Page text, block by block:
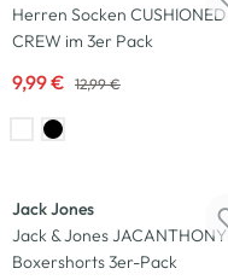
Herren Socken CUSHIONED
CREW im 3er Pack
9,99 € 12,99 €
Jack Jones
Jack & Jones JACANTHONY
Boxershorts 3er-Pack